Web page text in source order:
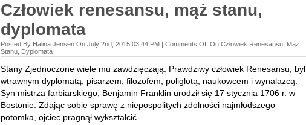
Człowiek renesansu, mąż stanu,
dyplomata
Posted By Halina Jensen On July 2nd, 2015 03:44 PM | Comments Off On Człowiek Renesansu, Mąż
Stanu, Dyplomata
Stany Zjednoczone wiele mu zawdzięczają. Prawdziwy człowiek Renesansu, był
wtrawnym dyplomatą, pisarzem, filozofem, poliglotą, naukowcem i wynalazcą.
Syn mistrza farbiarskiego, Benjamin Franklin urodził się 17 stycznia 1706 r. w
Bostonie. Zdając sobie sprawę z niepospolitych zdolności najmłodszego
potomka, ojciec pragnął wykształcić ...